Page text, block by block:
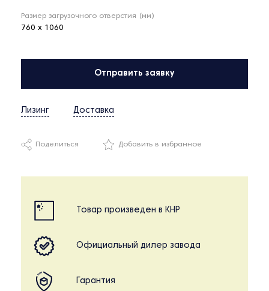
Размер загрузочного отверстия (мм)
760 x 1060
Отправить заявку
Лизинг Доставка
Поделиться Добавить в избранное
Товар произведен в КНР
Официальный дилер завода
Гарантия